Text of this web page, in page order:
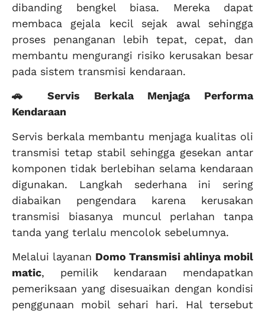
dibanding bengkel biasa. Mereka dapat
membaca gejala kecil sejak awal sehingga
proses penanganan lebih tepat, cepat, dan
membantu mengurangi risiko kerusakan besar
pada sistem transmisi kendaraan.
🚗 Servis Berkala Menjaga Performa
Kendaraan
Servis berkala membantu menjaga kualitas oli
transmisi tetap stabil sehingga gesekan antar
komponen tidak berlebihan selama kendaraan
digunakan. Langkah sederhana ini sering
diabaikan pengendara karena kerusakan
transmisi biasanya muncul perlahan tanpa
tanda yang terlalu mencolok sebelumnya.
Melalui layanan Domo Transmisi ahlinya mobil
matic, pemilik kendaraan mendapatkan
pemeriksaan yang disesuaikan dengan kondisi
penggunaan mobil sehari hari. Hal tersebut